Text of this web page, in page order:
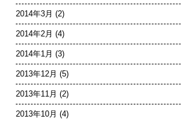
2014年3月 (2)
2014年2月 (4)
2014年1月 (3)
2013年12月 (5)
2013年11月 (2)
2013年10月 (4)